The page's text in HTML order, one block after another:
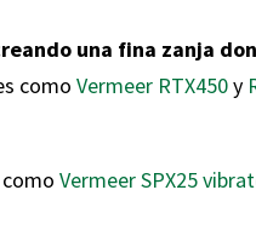
una fina zanja
como Vermeer RTX450y
Vermeer SPX25